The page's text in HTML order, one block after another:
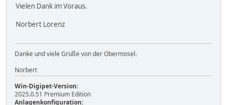
Vielen Dank im Voraus.
Norbert Lorenz
Danke und viele Grüße von der Obermosel.
Norbert
Win-Digipet-Version:
2025.0.51 Premium Edition
Anlagenkonfiguration: